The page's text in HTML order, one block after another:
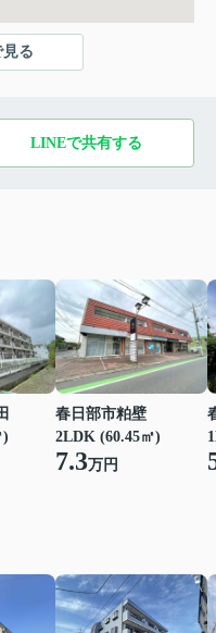
る
LINEで共有する
)
春日部市粕壁
2LDK (60.45㎡)
7.3万円